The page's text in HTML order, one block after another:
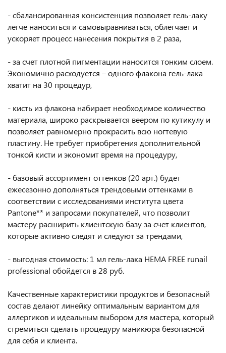
- сбалансированная консистенция позволяет гель-лаку
легче наноситься и самовыравниваться, облегчает и
ускоряет процесс нанесения покрытия в 2 раза,
- за счет плотной пигментации наносится тонким слоем.
Экономично расходуется – одного флакона гель-лака
хватит на 30 процедур,
- кисть из флакона набирает необходимое количество
материала, широко раскрывается веером по кутикулу и
позволяет равномерно прокрасить всю ногтевую
пластину. Не требует приобретения дополнительной
тонкой кисти и экономит время на процедуру,
- базовый ассортимент оттенков (20 арт.) будет
ежесезонно дополняться трендовыми оттенками в
соответствии с исследованиями института цвета
Pantone** и запросами покупателей, что позволит
мастеру расширить клиентскую базу за счет клиентов,
которые активно следят и следуют за трендами,
- выгодная стоимость: 1 мл гель-лака HEMA FREE runail
professional обойдется в 28 руб.
Качественные характеристики продуктов и безопасный
состав делают линейку оптимальным вариантом для
аллергиков и идеальным выбором для мастера, который
стремиться сделать процедуру маникюра безопасной
для себя и клиента.